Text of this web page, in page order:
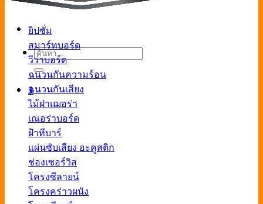
ค้นหา:
1
ยิปซั่ม
สมาร์ทบอร์ด
วีว่าบอร์ด
ฉนวนกันความร้อน
ฉนวนกันเสียง
ไม้ฝาเฌอร่า
เณอร่าบอร์ด
ฝ้าทีบาร์
แผ่นซับเสียง อะคูสติก
ช่องเซอร์วิส
โครงซีลายน์
โครงคร่าวผนัง